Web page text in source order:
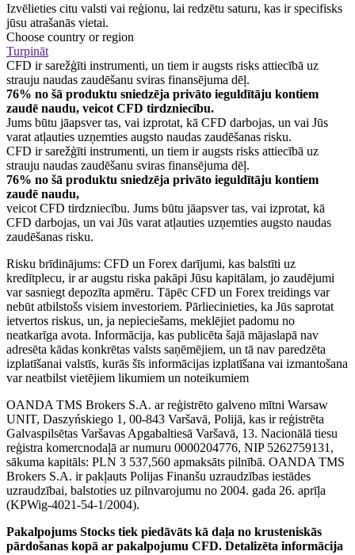
Izvēlieties citu valsti vai reģionu, lai redzētu saturu, kas ir specifisks
jūsu atrašanās vietai.
Choose country or region
Turpināt
CFD ir sarežģīti instrumenti, un tiem ir augsts risks attiecībā uz
strauju naudas zaudēšanu sviras finansējuma dēļ.
76% no šā produktu sniedzēja privāto ieguldītāju kontiem
zaudē naudu, veicot CFD tirdzniecību.
Jums būtu jāapsver tas, vai izprotat, kā CFD darbojas, un vai Jūs
varat atļauties uzņemties augsto naudas zaudēšanas risku.
CFD ir sarežģīti instrumenti, un tiem ir augsts risks attiecībā uz
strauju naudas zaudēšanu sviras finansējuma dēļ.
76% no šā produktu sniedzēja privāto ieguldītāju kontiem
zaudē naudu,
veicot CFD tirdzniecību. Jums būtu jāapsver tas, vai izprotat, kā
CFD darbojas, un vai Jūs varat atļauties uzņemties augsto naudas
zaudēšanas risku.
Risku brīdinājums: CFD un Forex darījumi, kas balstīti uz
kredītplecu, ir ar augstu riska pakāpi Jūsu kapitālam, jo zaudējumi
var sasniegt depozīta apmēru. Tāpēc CFD un Forex treidings var
nebūt atbilstošs visiem investoriem. Pārliecinieties, ka Jūs saprotat
ietvertos riskus, un, ja nepieciešams, meklējiet padomu no
neatkarīga avota. Informācija, kas publicēta šajā mājaslapā nav
adresēta kādas konkrētas valsts saņēmējiem, un tā nav paredzēta
izplatīšanai valstīs, kurās šīs informācijas izplatīšana vai izmantošana
var neatbilst vietējiem likumiem un noteikumiem
OANDA TMS Brokers S.A. ar reģistrēto galveno mītni Warsaw
UNIT, Daszyńskiego 1, 00-843 Varšavā, Polijā, kas ir reģistrēta
Galvaspilsētas Varšavas Apgabaltiesā Varšavā, 13. Nacionālā tiesu
reģistra komercnodaļā ar numuru 0000204776, NIP 5262759131,
sākuma kapitāls: PLN 3 537,560 apmaksāts pilnībā. OANDA TMS
Brokers S.A. ir pakļauts Polijas Finanšu uzraudzības iestādes
uzraudzībai, balstoties uz pilnvarojumu no 2004. gada 26. aprīļa
(KPWig-4021-54-1/2004).
Pakalpojums Stocks tiek piedāvāts kā daļa no krusteniskās
pārdošanas kopā ar pakalpojumu CFD. Detalizēta informācija